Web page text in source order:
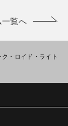
一覧へ
・ロイド・ライト